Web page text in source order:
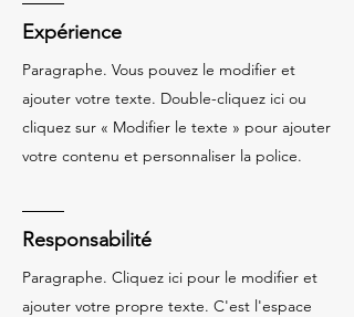
Expérience
Paragraphe. Vous pouvez le modifier et
ajouter votre texte. Double-cliquez ici ou
cliquez sur « Modifier le texte » pour ajouter
votre contenu et personnaliser la police.
Responsabilité
Paragraphe. Cliquez ici pour le modifier et
ajouter votre propre texte. C'est l'espace